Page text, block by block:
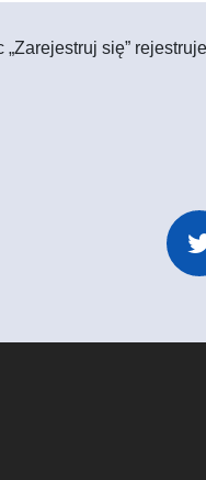
„Zarejestruj się”